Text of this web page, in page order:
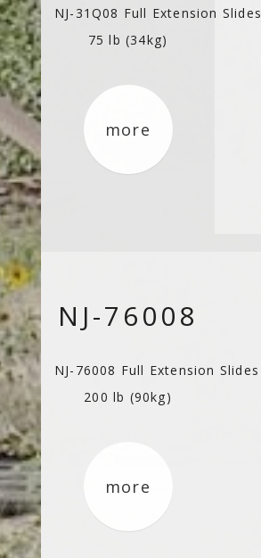
NJ-31Q08 Full Extension Slides
75 lb (34kg)
more
NJ-76008
NJ-76008 Full Extension Slides
200 lb (90kg)
more